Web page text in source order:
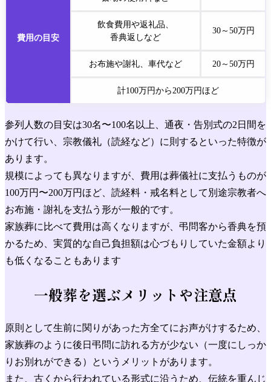
費用の目安
飲食費用や返礼品、
香典返しなど
30～50万円
お布施や謝礼、 車代など 20～50万円
計100万円から200万円ほど
参列人数の目安は30名〜100名以上、通夜・告別式の2日間を
かけて行い、宗教儀礼（読経など）に則するといった特徴が
あります。
規模によっても異なりますが、費用は葬儀社に支払うものが
100万円〜200万円ほど、読経料・戒名料として別途宗教者へ
お布施・謝礼を支払う形が一般的です。
家族葬に比べて費用は高くなりますが、弔問客から香典を預
かるため、実質的な自己負担額は心づもりしていた金額より
も低くなることもあります
一般葬を選ぶメリットや注意点
原則として生前に関りがあった方全てにお声がけするため、
家族葬のように後日弔問に訪れる方が少ない（一度にしっか
りお別れができる）というメリットがあります。
また、古くから行われている形式に沿うため、伝統を重んじ